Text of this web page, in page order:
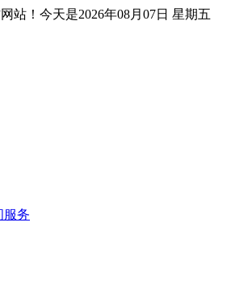
站！ 今天是2026年08月07日 星期五
服务